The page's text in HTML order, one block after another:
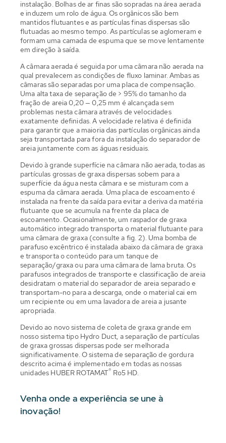
instalação. Bolhas de ar finas são sopradas na área aerada
e induzem um rolo de água. Os orgânicos são bem
mantidos flutuantes e as partículas finas dispersas são
flutuadas ao mesmo tempo. As partículas se aglomeram e
formam uma camada de espuma que se move lentamente
em direção à saída.
A câmara aerada é seguida por uma câmara não aerada na
qual prevalecem as condições de fluxo laminar. Ambas as
câmaras são separadas por uma placa de compensação.
Uma alta taxa de separação de > 95% do tamanho da
fração de areia 0,20 — 0,25 mm é alcançada sem
problemas nesta câmara através de velocidades
exatamente definidas. A velocidade relativa é definida
para garantir que a maioria das partículas orgânicas ainda
seja transportada para fora da instalação do separador de
areia juntamente com as águas residuais.
Devido à grande superfície na câmara não aerada, todas as
partículas grossas de graxa dispersas sobem para a
superfície da água nesta câmara e se misturam com a
espuma da câmara aerada. Uma placa de escoamento é
instalada na frente da saída para evitar a deriva da matéria
flutuante que se acumula na frente da placa de
escoamento. Ocasionalmente, um raspador de graxa
automático integrado transporta o material flutuante para
uma câmara de graxa (consulte a fig. 2). Uma bomba de
parafuso excêntrico é instalada abaixo da câmara de graxa
e transporta o conteúdo para um tanque de
separação/graxa ou para uma câmara de lama bruta. Os
parafusos integrados de transporte e classificação de areia
desidratam o material do separador de areia separado e
transportam-no para a descarga, onde o material cai em
um recipiente ou em uma lavadora de areia a jusante
apropriada.
Devido ao novo sistema de coleta de graxa grande em
nosso sistema tipo Hydro Duct, a separação de partículas
de graxa grossas dispersas pode ser melhorada
significativamente. O sistema de separação de gordura
descrito acima é implementado em todas as nossas
unidades HUBER ROTAMAT® Ro5 HD.
Venha onde a experiência se une à
inovação!